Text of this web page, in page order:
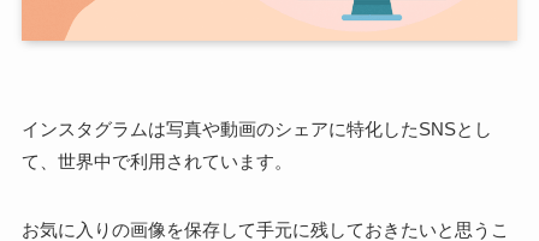
インスタグラムは写真や動画のシェアに特化したSNSとし
て、世界中で利用されています。
お気に入りの画像を保存して手元に残しておきたいと思うこ